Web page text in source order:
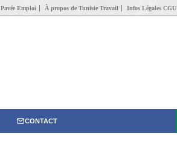
Pavée Emploi À propos de Tunisie Travail Infos Légales CGU
CONTACT